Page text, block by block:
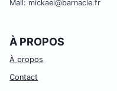
Mail: mickael@barnacle.fr
À PROPOS
À propos
Contact